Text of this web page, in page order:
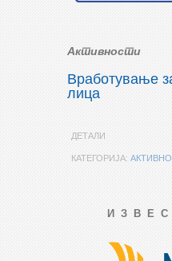
Активности
Вработување
лица
ДЕТАЛИ
КАТЕГОРИЈА:
И З В Е